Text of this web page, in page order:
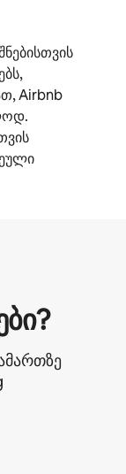
Airbnb